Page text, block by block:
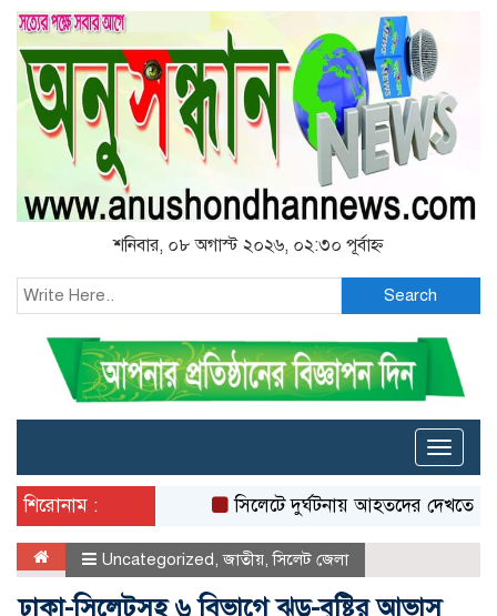
শনিবার, ০৮ অগাস্ট ২০২৬, ০২:৩০ পূর্বাহ্ন
Search
Toggle
শিরোনাম :
সিলেটে দুর্ঘটনায় আহতদের দেখতে
Uncategorized,জাতীয়,সিলেট জেলা
ঢাকা-সিলেটসহ ৬ বিভাগে ঝড়-বৃষ্টির আভাস